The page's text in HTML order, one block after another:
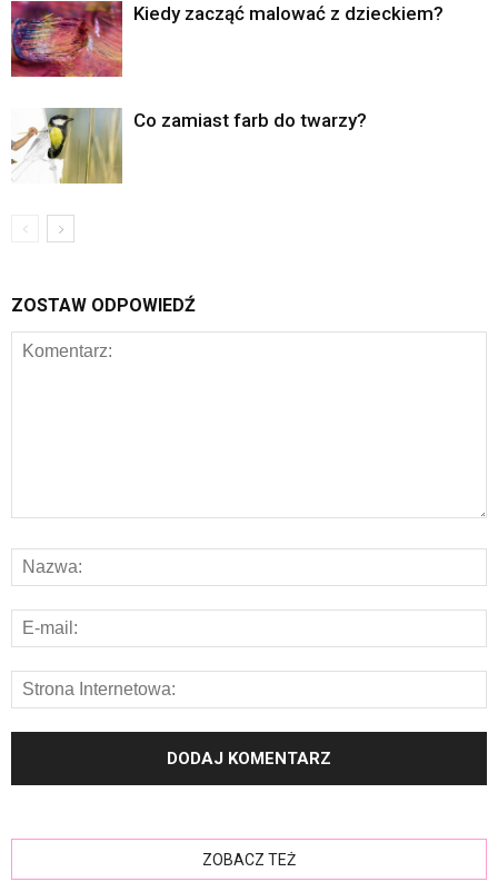
Kiedy zacząć malować z dzieckiem?
Co zamiast farb do twarzy?
ZOSTAW ODPOWIEDŹ
ZOBACZ TEŻ